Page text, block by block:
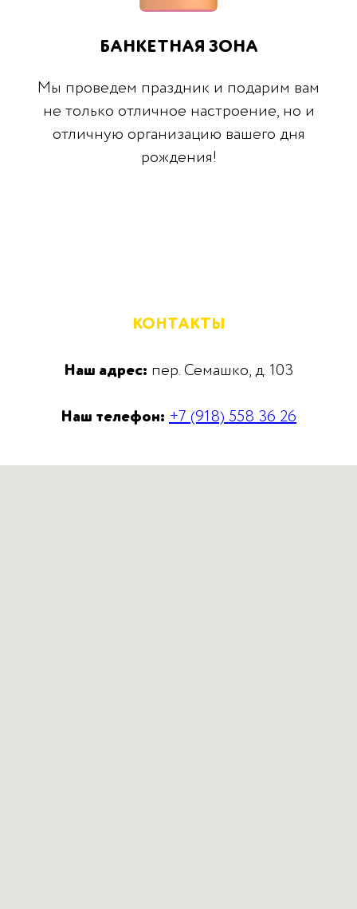
БАНКЕТНАЯ ЗОНА
Мы проведем праздник и подарим вам
не только отличное настроение, но и
отличную организацию вашего дня
рождения!
КОНТАКТЫ
Наш адрес: пер. Семашко, д. 103
Наш телефон: +7 (918) 558 36 26